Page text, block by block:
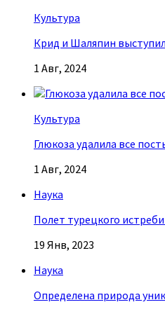
Культура
Крид и Шаляпин
1 Авг, 2024
Культура
Глюкоза удалила все
1 Авг, 2024
Наука
Полет турецкого
19 Янв, 2023
Наука
Определена природа